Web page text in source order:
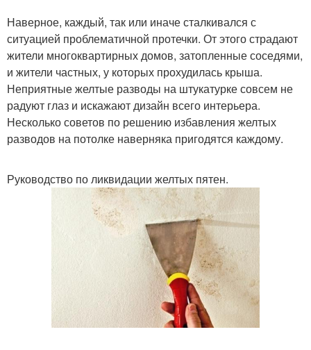
Наверное, каждый, так или иначе сталкивался с
ситуацией проблематичной протечки. От этого страдают
жители многоквартирных домов, затопленные соседями,
и жители частных, у которых прохудилась крыша.
Неприятные желтые разводы на штукатурке совсем не
радуют глаз и искажают дизайн всего интерьера.
Несколько советов по решению избавления желтых
разводов на потолке наверняка пригодятся каждому.
Руководство по ликвидации желтых пятен.